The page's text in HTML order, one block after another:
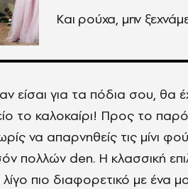
Και ρούχα, μην
για τα πόδια σου, θα
το καλοκαίρι! Προς το
να απαρνηθείς τις μίνι
πολλών den. Η κλασσική
λίγο πιο διαφορετικό με